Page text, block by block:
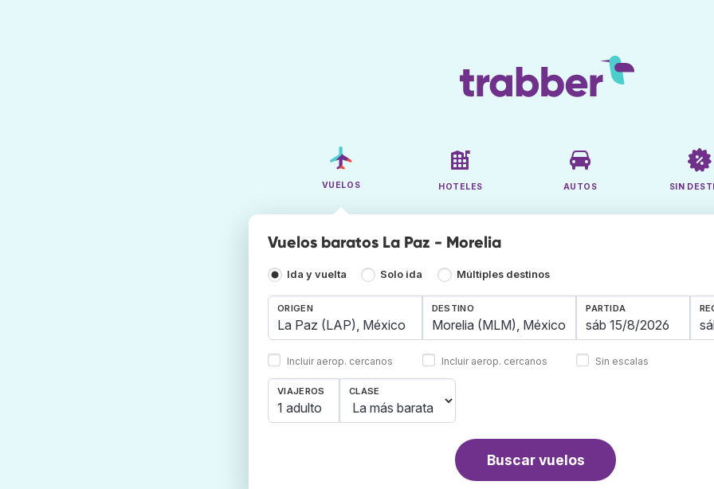
VUELOS HOTELES AUTOS SIN
Vuelos baratos La Paz - Morelia
Ida y vuelta Solo ida Múltiples destinos
ORIGEN
Incluir aerop. cercanos
DESTINO
Incluir aerop. cercanos
PARTIDA
Sin escalas
VIAJEROS
1 adulto
CLASE
Buscar vuelos